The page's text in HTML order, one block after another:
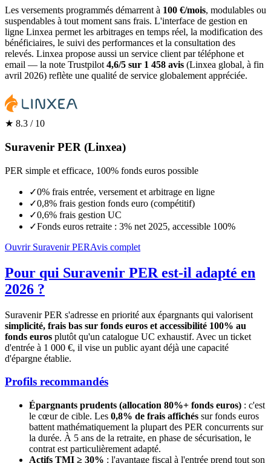
Les versements programmés démarrent à 100 €/mois, modulables ou
suspendables à tout moment sans frais. L'interface de gestion en
ligne Linxea permet les arbitrages en temps réel, la modification des
bénéficiaires, le suivi des performances et la consultation des
relevés. Linxea propose aussi un service client par téléphone et
email — la note Trustpilot 4,6/5 sur 1 458 avis (Linxea global, à fin
avril 2026) reflète une qualité de service globalement appréciée.
★ 8.3 / 10
Suravenir PER (Linxea)
PER simple et efficace, 100% fonds euros possible
✓0% frais entrée, versement et arbitrage en ligne
✓0,8% frais gestion fonds euro (compétitif)
✓0,6% frais gestion UC
✓Fonds euros retraite : 3% net 2025, accessible 100%
Ouvrir Suravenir PERAvis complet
Pour qui Suravenir PER est-il adapté en
2026 ?
Suravenir PER s'adresse en priorité aux épargnants qui valorisent
simplicité, frais bas sur fonds euros et accessibilité 100% au
fonds euros plutôt qu'un catalogue UC exhaustif. Avec un ticket
d'entrée à 1 000 €, il vise un public ayant déjà une capacité
d'épargne établie.
Profils recommandés
Épargnants prudents (allocation 80%+ fonds euros) : c'est
le cœur de cible. Les 0,8% de frais affichés sur fonds euros
battent mathématiquement la plupart des PER concurrents sur
la durée. À 5 ans de la retraite, en phase de sécurisation, le
contrat est particulièrement adapté.
Actifs TMI ≥ 30% : l'avantage fiscal à l'entrée prend tout son